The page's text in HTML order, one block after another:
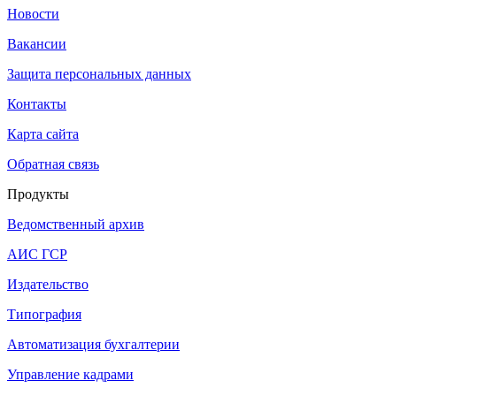
Новости
Вакансии
Защита персональных данных
Контакты
Карта сайта
Обратная связь
Продукты
Ведомственный архив
АИС ГСР
Издательство
Типография
Автоматизация бухгалтерии
Управление кадрами